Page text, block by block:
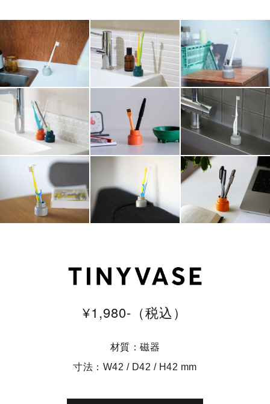
¥1,980-（税込）
材質：磁器
寸法：W42 / D42 / H42 mm